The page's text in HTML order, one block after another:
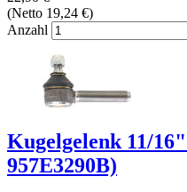
(Netto 19,24 €)
Anzahl
Kugelgelenk 11/
957E3290B)